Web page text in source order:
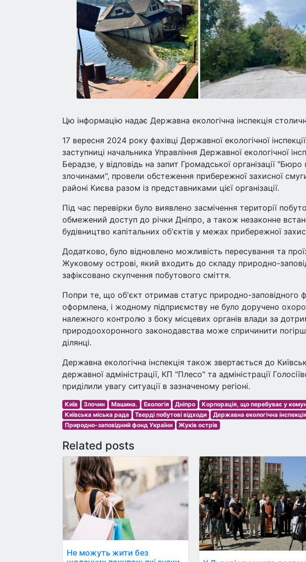
Цю інформацію надає Державна екологічна інспекція
17 вересня 2024 року фахівці Державної екологічної
заступниці начальника Управління Державної екологічної
Берадзе, у відповідь на запит Громадської організації
злочинами", провели обстеження прибережної захисної
районі Києва разом із представниками цієї організації.
Під час перевірки було виявлено засмічення території
обмежений доступ до річки Дніпро, а також незаконне
будівництво капітальних об'єктів у межах прибережної
Додатково, було відновлено можливість пересування та
Жуковому острові, який входить до складу природно-
зафіксовано скупчення побутового сміття.
Попри те, що об'єкт отримав статус природно-заповідного
оформлена, і жодному підприємству не було доручено
належного контролю з боку місцевих органів влади за
природоохоронного законодавства може спричинити
ділянці.
Державна екологічна інспекція також звертається до
державної адміністрації, КП "Плесо" та адміністрації
приділили увагу ситуації в зазначеному регіоні.
Київ Злочин Машина. Екологія Дніпро Корпорація, що перебуває у
Київська міська рада
Тверді побутові відходи Державна екологічна
Природно-заповідний фонд України
Жуків острів
Related posts
Не можуть жити без